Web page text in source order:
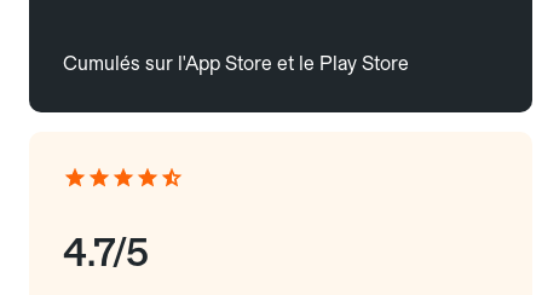
Cumulés sur l'App Store et le Play Store
4.7/5